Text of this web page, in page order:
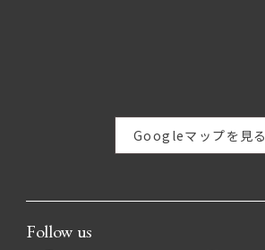
Googleマップを見る
Follow us